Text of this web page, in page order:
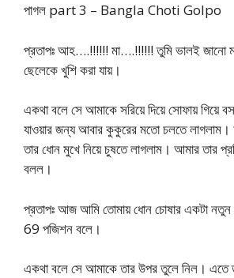
পাগল part 3 – Bangla Choti Golpo
প্রতাপঃ আহ….!!!!!! মা….!!!!!! তুমি ভালই জানো
ছেলেকে খুশি করা যায়।
একথা বলে সে আমাকে সরিয়ে দিয়ে সোফায় গিয়ে
যাওয়ার জন্য আবার কুকুরের মতো চলতে লাগলাম।
তার ধোন মুখে নিয়ে চুষতে লাগলাম। আমার তার
বলল।
প্রতাপঃ আজ আমি তোমায় ধোন চোষার একটা নতুন
69 পজিশন বলে।
একথা বলে সে আমাকে তার উপর তুলে নিল। এতে